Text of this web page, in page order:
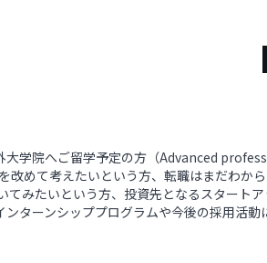
大学院へご留学予定の方（Advanced
めて考えたいという方、転職はまだわから
みたいという方、投資先となるスタートア
ターンシッププログラムや今後の採用活動